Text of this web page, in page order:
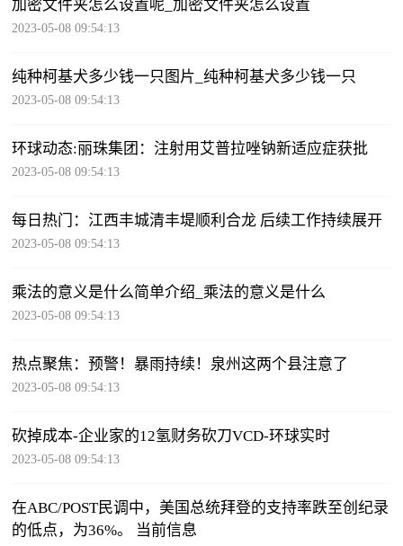
加密文件夹怎么设置呢_加密文件夹怎么设置
2023-05-08 09:54:13
纯种柯基犬多少钱一只图片_纯种柯基犬多少钱一只
2023-05-08 09:54:13
环球动态:丽珠集团：注射用艾普拉唑钠新适应症获批
2023-05-08 09:54:13
每日热门：江西丰城清丰堤顺利合龙 后续工作持续展开
2023-05-08 09:54:13
乘法的意义是什么简单介绍_乘法的意义是什么
2023-05-08 09:54:13
热点聚焦：预警！暴雨持续！泉州这两个县注意了
2023-05-08 09:54:13
砍掉成本-企业家的12氢财务砍刀VCD-环球实时
2023-05-08 09:54:13
在ABC/POST民调中，美国总统拜登的支持率跌至创纪录
的低点，为36%。 当前信息